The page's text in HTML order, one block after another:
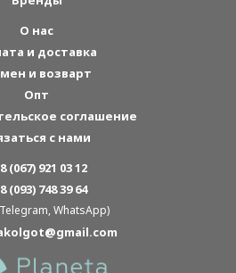
О нас
и доставка
и возварт
Опт
соглашение
с нами
(067) 921 03 12
(093) 748 39 64
WhatsApp)